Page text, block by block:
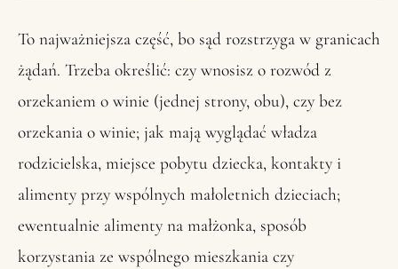
To najważniejsza część, bo sąd rozstrzyga w granicach
żądań. Trzeba określić: czy wnosisz o rozwód z
orzekaniem o winie (jednej strony, obu), czy bez
orzekania o winie; jak mają wyglądać władza
rodzicielska, miejsce pobytu dziecka, kontakty i
alimenty przy wspólnych małoletnich dzieciach;
ewentualnie alimenty na małżonka, sposób
korzystania ze wspólnego mieszkania czy